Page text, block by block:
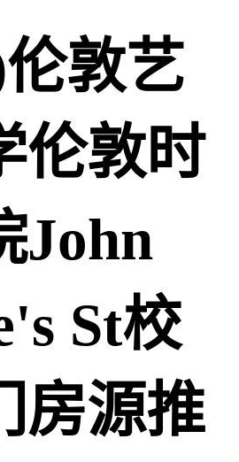
敦艺
伦敦时
John
St校
房源推